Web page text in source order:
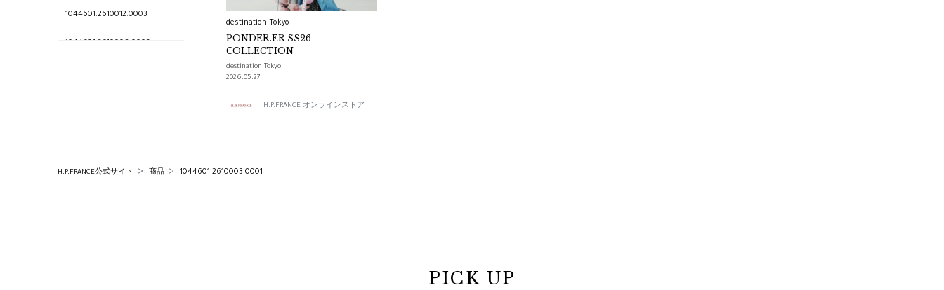
1044601.2610012.0003
destination Tokyo
PONDER.ER SS26
COLLECTION
destination Tokyo
2026.05.27
H.P.FRANCE オンラインストア
H.P.FRANCE公式サイト 商品 1044601.2610003.0001
PICK UP